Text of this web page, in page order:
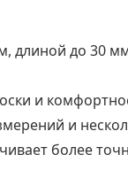
длиной до 30
и
и
более